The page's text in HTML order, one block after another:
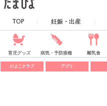
TOP 妊娠・出産
育児グッズ 病気・予防接種 離乳食
ひよこクラブ アプリ